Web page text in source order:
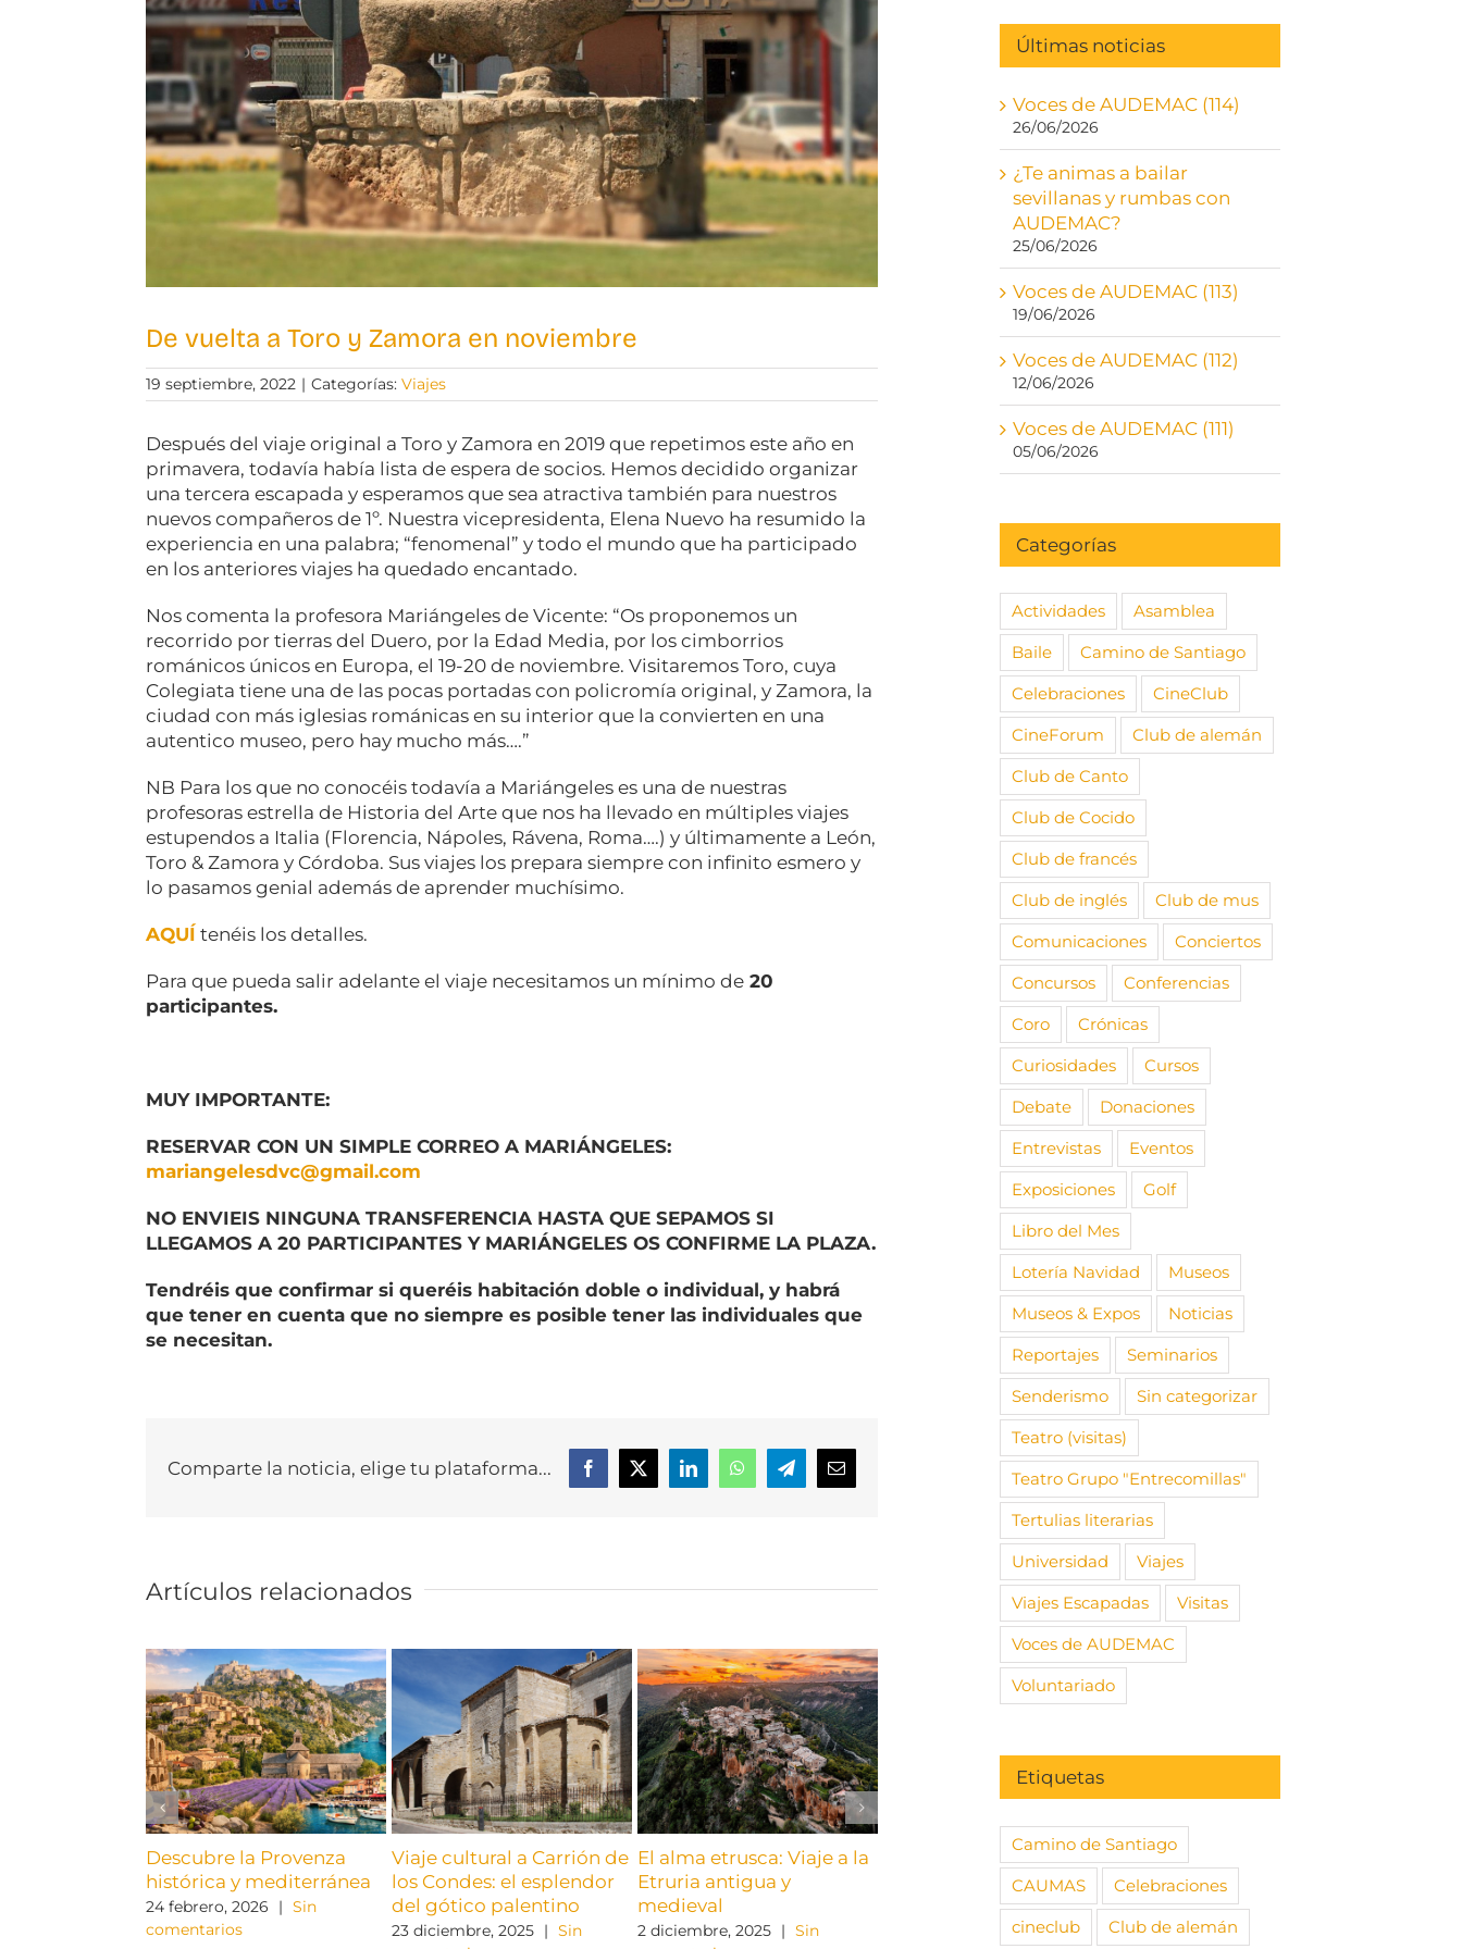
De vuelta a Toro y Zamora en noviembre
19 septiembre, 2022 | Categorías:Viajes
Después del viaje original a Toro y Zamora en 2019 que repetimos este año en
primavera, todavía había lista de espera de socios. Hemos decidido organizar
una tercera escapada y esperamos que sea atractiva también para nuestros
nuevos compañeros de 1º. Nuestra vicepresidenta, Elena Nuevo ha resumido la
experiencia en una palabra; “fenomenal” y todo el mundo que ha participado
en los anteriores viajes ha quedado encantado.
Nos comenta la profesora Mariángeles de Vicente: “Os proponemos un
recorrido por tierras del Duero, por la Edad Media, por los cimborrios
románicos únicos en Europa, el 19-20 de noviembre. Visitaremos Toro, cuya
Colegiata tiene una de las pocas portadas con policromía original, y Zamora, la
ciudad con más iglesias románicas en su interior que la convierten en una
autentico museo, pero hay mucho más….”
NB Para los que no conocéis todavía a Mariángeles es una de nuestras
profesoras estrella de Historia del Arte que nos ha llevado en múltiples viajes
estupendos a Italia (Florencia, Nápoles, Rávena, Roma….) y últimamente a León,
Toro & Zamora y Córdoba. Sus viajes los prepara siempre con infinito esmero y
lo pasamos genial además de aprender muchísimo.
AQUÍ tenéis los detalles.
Para que pueda salir adelante el viaje necesitamos un mínimo de 20
participantes.
MUY IMPORTANTE:
RESERVAR CON UN SIMPLE CORREO A MARIÁNGELES:
mariangelesdvc@gmail.com
NO ENVIEIS NINGUNA TRANSFERENCIA HASTA QUE SEPAMOS SI
LLEGAMOS A 20 PARTICIPANTES Y MARIÁNGELES OS CONFIRME LA PLAZA.
Tendréis que confirmar si queréis habitación doble o individual, y habrá
que tener en cuenta que no siempre es posible tener las individuales que
se necesitan.
Comparte la noticia, elige tu plataforma... Facebook
X LinkedInWhatsAppTelegramCorreo
electrónico
Artículos relacionados
Descubre la Provenza
histórica y mediterránea
24 febrero, 2026 | Sin
comentarios
Viaje cultural a Carrión de
los Condes: el esplendor
del gótico palentino
23 diciembre, 2025 | Sin
El alma etrusca: Viaje a la
Etruria antigua y
medieval
2 diciembre, 2025 | Sin
RECORDATORIO
URGENTE: Escapada
AUDEMAC al medieval
Escapada AUDEMAC al
medieval Maderuelo
18 septiembre, 2025
comentarios
Últimas noticias
Voces de AUDEMAC (114)
26/06/2026
¿Te animas a bailar
sevillanas y rumbas con
AUDEMAC?
25/06/2026
Voces de AUDEMAC (113)
19/06/2026
Voces de AUDEMAC (112)
12/06/2026
Voces de AUDEMAC (111)
05/06/2026
Categorías
Actividades
Asamblea
Baile
Camino de Santiago
Celebraciones
CineClub
CineForum
Club de alemán
Club de Canto
Club de Cocido
Club de francés
Club de inglés
Club de mus
Comunicaciones
Conciertos
Concursos
Conferencias
Coro
Crónicas
Curiosidades
Cursos
Debate
Donaciones
Entrevistas
Eventos
Exposiciones
Golf
Libro del Mes
Lotería Navidad
Museos
Museos & Expos
Noticias
Reportajes
Seminarios
Senderismo
Sin categorizar
Teatro (visitas)
Teatro Grupo "Entrecomillas"
Tertulias literarias
Universidad
Viajes
Viajes Escapadas
Visitas
Voces de AUDEMAC
Voluntariado
Etiquetas
Camino de Santiago
CAUMAS
Celebraciones
cineclub
Club de alemán